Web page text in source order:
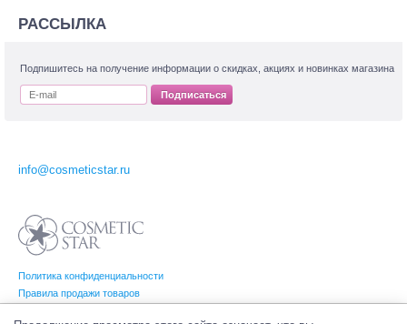
РАССЫЛКА
Подпишитесь на получение информации о скидках, акциях и новинках магазина
Подписаться
Политика конфиденциальности
Правила продажи товаров
info@cosmeticstar.ru